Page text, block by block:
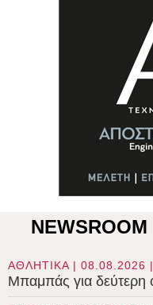
NEWSROOM
ΑΘΛΗΤΙΚΑ | 08.08.2026
Μπαμπάς για δεύτερη